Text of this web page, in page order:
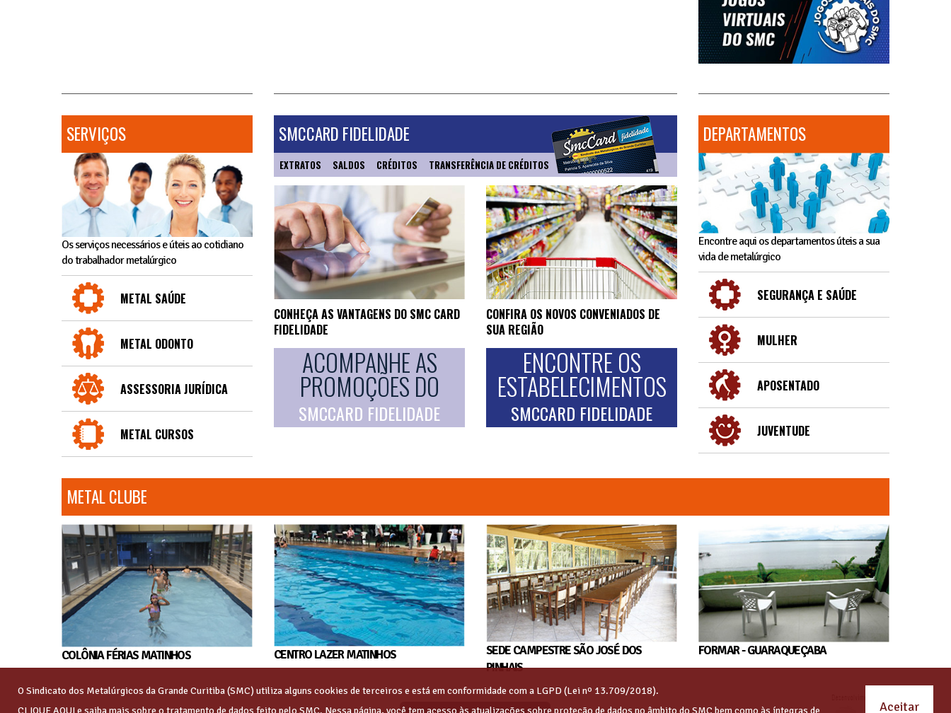
SERVIÇOS
Os serviços necessários e úteis ao cotidiano
do trabalhador metalúrgico
METAL SAÚDE
METAL ODONTO
ASSESSORIA JURÍDICA
METAL CURSOS
SMCCARD FIDELIDADE
EXTRATOS SALDOS CRÉDITOS TRANSFERÊNCIA DE CRÉDITOS
CONHEÇA AS VANTAGENS DO SMC CARD
FIDELIDADE
ACOMPANHE AS
PROMOÇÕES DO
SMCCARD FIDELIDADE
CONFIRA OS NOVOS CONVENIADOS DE
SUA REGIÃO
ENCONTRE OS
ESTABELECIMENTOS
SMCCARD FIDELIDADE
DEPARTAMENTOS
Encontre aqui os departamentos úteis a sua
vida de metalúrgico
SEGURANÇA E SAÚDE
MULHER
APOSENTADO
JUVENTUDE
METAL CLUBE
COLÔNIA FÉRIAS MATINHOS CENTRO LAZER MATINHOS
SEDE CAMPESTRE SÃO JOSÉ DOS
PINHAIS
FORMAR - GUARAQUEÇABA
O Sindicato dos Metalúrgicos da Grande Curitiba (SMC) utiliza alguns cookies de terceiros e está em conformidade com a LGPD (Lei nº 13.709/2018).
CLIQUE AQUIe saiba mais sobre o tratamento de dados feito pelo SMC. Nessa página, você tem acesso às atualizações sobre proteção de dados no âmbito do SMC bem como às íntegras de Aceitar